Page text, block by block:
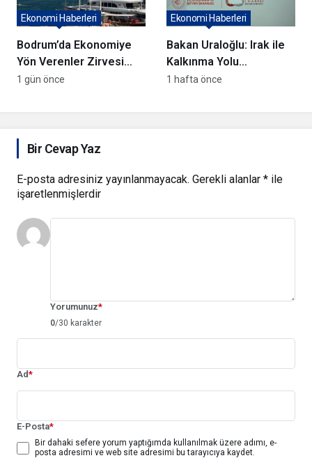
Bodrum’da Ekonomiye
Yön Verenler Zirvesi
Gerçekleşti
Ekonomi Haberleri
1 gün önce
Bakan Uraloğlu: Irak ile
Kalkınma Yolu
Projesi’nde görüş
Ekonomi Haberleri
1 hafta önce
Bir Cevap Yaz
E-posta adresiniz yayınlanmayacak. Gerekli alanlar * ile
işaretlenmişlerdir
Yorumunuz*
0/30 karakter
Ad*
E-Posta*
Bir dahaki sefere yorum yaptığımda kullanılmak üzere adımı, e-
posta adresimi ve web site adresimi bu tarayıcıya kaydet.